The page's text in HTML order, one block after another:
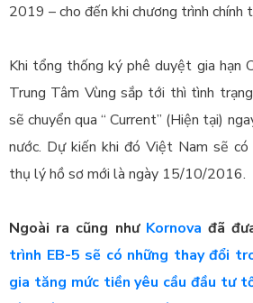
2019 – cho đến khi chương trình chính
Khi tổng thống ký phê duyệt gia hạn
Trung Tâm Vùng sắp tới thì tình
sẽ chuyển qua “ Current” (Hiện tại)
nước. Dự kiến khi đó Việt Nam sẽ
thụ lý hồ sơ mới là ngày 15/10/2016.
Ngoài ra cũng như Kornova đã
trình EB-5 sẽ có những thay đổi
gia tăng mức tiền yêu cầu đầu tư